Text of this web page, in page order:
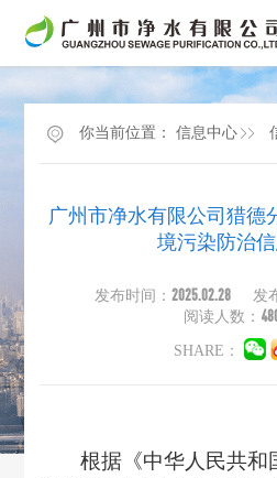
你当前位置： 信息中心
广州市净水有限公司猎德
境污染防治
发布时间： 2025.02.28
发
阅读人数：
SHARE：
根据《中华人民共和